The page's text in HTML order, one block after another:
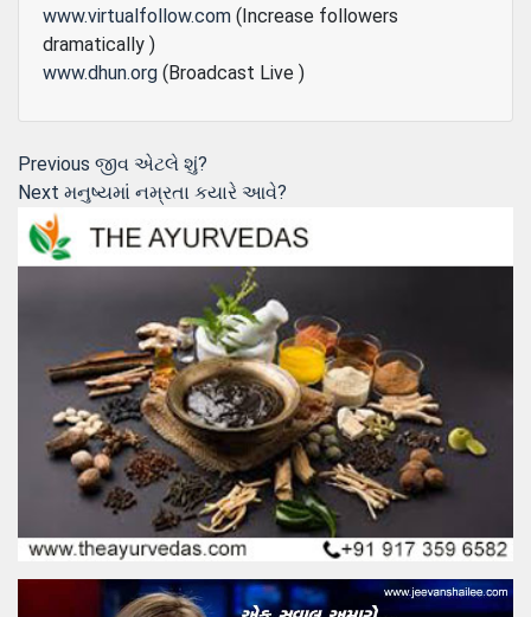
www.virtualfollow.com (Increase followers
dramatically )
www.dhun.org (Broadcast Live )
Post
navigation
Previous Previous
post:
જીવ એટલે શું?
Next Next
મનુષ્યમાં નમ્રતા કયારે આવે?